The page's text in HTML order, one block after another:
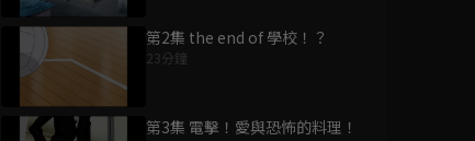
第2集 the end of 學校！？
23分鐘
第3集 電擊！愛與恐怖的料理！